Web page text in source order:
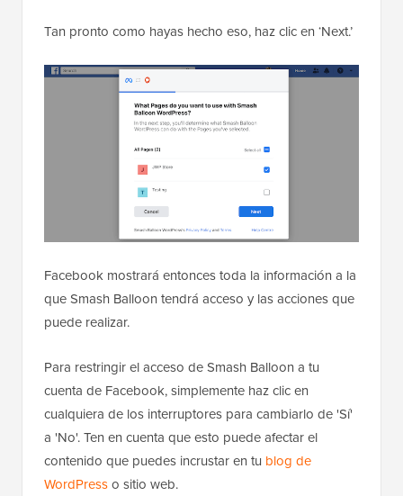
Tan pronto como hayas hecho eso, haz clic en ‘Next.’
Facebook mostrará entonces toda la información a la
que Smash Balloon tendrá acceso y las acciones que
puede realizar.
Para restringir el acceso de Smash Balloon a tu
cuenta de Facebook, simplemente haz clic en
cualquiera de los interruptores para cambiarlo de 'Sí'
a 'No'. Ten en cuenta que esto puede afectar el
contenido que puedes incrustar en tu blog de
WordPresso sitio web.